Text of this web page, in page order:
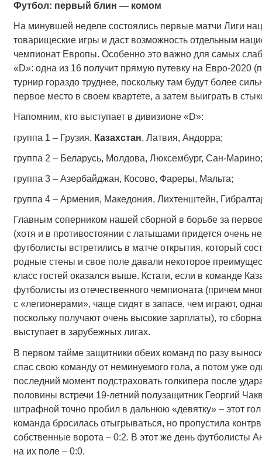
Футбол: первый блин — комом
На минувшей неделе состоялись первые матчи Лиги
товарищеские игры и даст возможность отдельным
чемпионат Европы. Особенно это важно для самых
«D»: одна из 16 получит прямую путевку на Евро-2020
турнир гораздо труднее, поскольку там будут более
первое место в своем квартете, а затем выиграть в
Напомним, кто выступает в дивизионе «D»:
группа 1 – Грузия, Казахстан, Латвия, Андорра;
группа 2 – Беларусь, Молдова, Люксембург, Сан-Марино;
группа 3 – Азербайджан, Косово, Фареры, Мальта;
группа 4 – Армения, Македония, Лихтенштейн,
Главным соперником нашей сборной в борьбе за
(хотя и в противостоянии с латышами придется очень
футболисты встретились в матче открытия, который
родные стены и свое поле давали некоторое
класс гостей оказался выше. Кстати, если в команде
футболисты из отечественного чемпионата (причем
с «легионерами», чаще сидят в запасе, чем играют,
поскольку получают очень высокие зарплаты), то
выступает в зарубежных лигах.
В первом тайме защитники обеих команд по разу
спас свою команду от неминуемого гола, а потом уже
последний момент подстраховать голкипера после
половины встречи 19-летний полузащитник Георгий
штрафной точно пробил в дальнюю «девятку» – этот
команда бросилась отыгрываться, но пропустила
собственные ворота – 0:2. В этот же день футболисты
на их поле – 0:0.